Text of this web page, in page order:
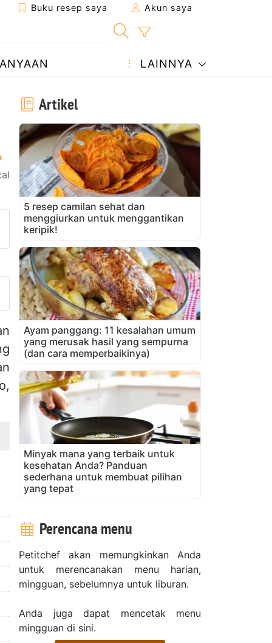
Buku resep saya Akun saya
LAINNYA
teman
inipertanyaan kepada
foto Anda dari resep
Artikel
5 resep camilan sehat dan
menggiurkan untuk menggantikan
keripik!
Ayam panggang: 11 kesalahan umum
yang merusak hasil yang sempurna
(dan cara memperbaikinya)
Minyak mana yang terbaik untuk
kesehatan Anda? Panduan
sederhana untuk membuat pilihan
yang tepat
Perencana menu
Petitchef akan memungkinkan Anda
untuk merencanakan menu harian,
mingguan, sebelumnya untuk liburan.
Anda juga dapat mencetak menu
mingguan di sini.